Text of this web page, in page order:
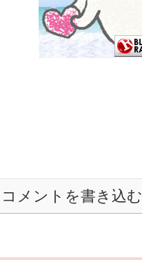
コメントを書き込む